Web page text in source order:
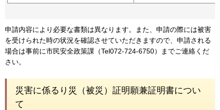
申請内容により必要な書類は異なります。また、申請の際には被害
を受けられた時の状況を確認させていただきますので、申請される
場合は事前に市民安全政策課（Tel072-724-6750）までご連絡くだ
さい。
災害に係るり災（被災）証明願兼証明書につい
て